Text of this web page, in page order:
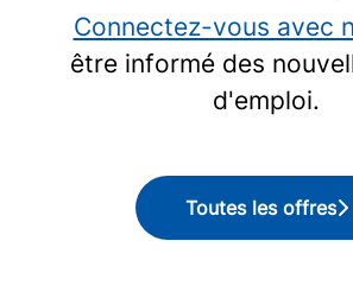
Connectez-vous avec
être informé des
d'emploi.
Toutes les offres